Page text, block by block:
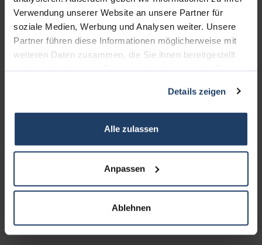
Verwendung unserer Website an unsere Partner für
soziale Medien, Werbung und Analysen weiter. Unsere
Partner führen diese Informationen möglicherweise mit
weiteren Daten zusammen, die Sie ihnen bereitgestellt
Details zeigen
Alle zulassen
Anpassen
Ablehnen
terrakon Immobilienberatung
Bad Nauheimer Straße 4
Bürozeiten:
Mo. - Fr. 9.00 - 18.00 Uhr
Sa. + So. nach Vereinbarung